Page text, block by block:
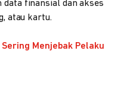
finansial dan akses
atau kartu.
Menjebak Pelaku